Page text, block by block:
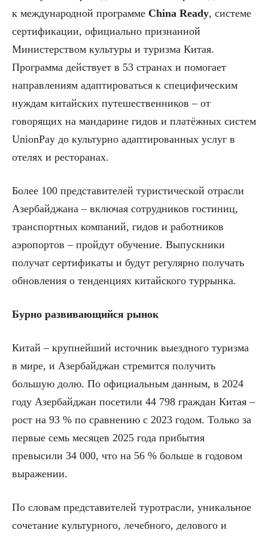
к международной программе China Ready, системе
сертификации, официально признанной
Министерством культуры и туризма Китая.
Программа действует в 53 странах и помогает
направлениям адаптироваться к специфическим
нуждам китайских путешественников – от
говорящих на мандарине гидов и платёжных систем
UnionPay до культурно адаптированных услуг в
отелях и ресторанах.
Более 100 представителей туристической отрасли
Азербайджана – включая сотрудников гостиниц,
транспортных компаний, гидов и работников
аэропортов – пройдут обучение. Выпускники
получат сертификаты и будут регулярно получать
обновления о тенденциях китайского туррынка.
Бурно развивающийся рынок
Китай – крупнейший источник выездного туризма
в мире, и Азербайджан стремится получить
большую долю. По официальным данным, в 2024
году Азербайджан посетили 44 798 граждан Китая –
рост на 93 % по сравнению с 2023 годом. Только за
первые семь месяцев 2025 года прибытия
превысили 34 000, что на 56 % больше в годовом
выражении.
По словам представителей туротрасли, уникальное
сочетание культурного, лечебного, делового и